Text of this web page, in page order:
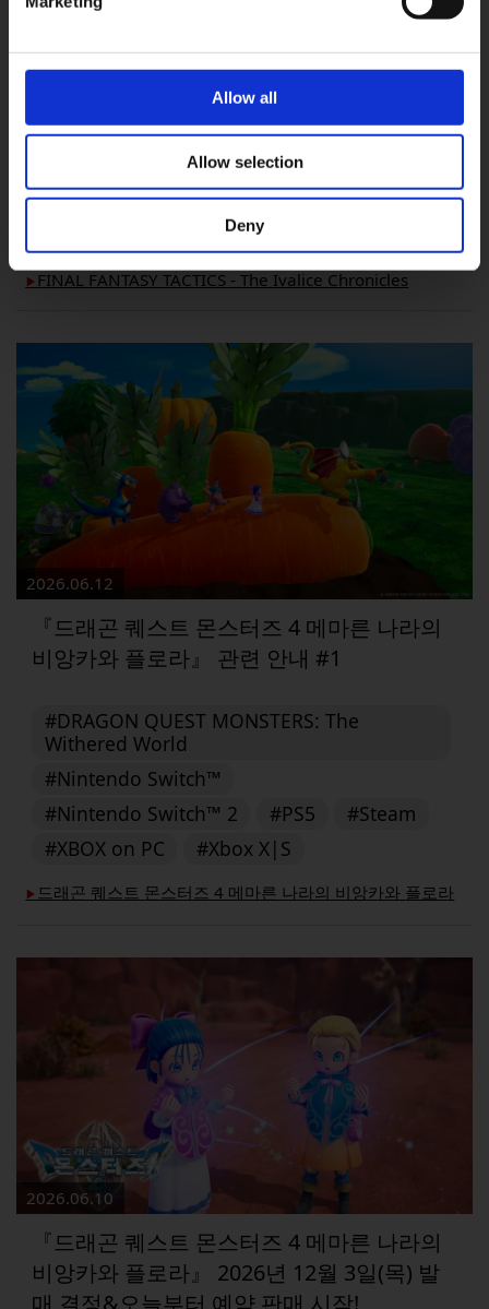
Allow all
Allow selection
Deny
『FINAL FANTASY TACTICS - The Ivalice
Chronicles』 무료 업데이트로 「New
#FINAL FANTASY TACTICS - The Ivalice
#Nintendo Switch
#Nintendo Switch2
#Steam
▶︎ FINAL FANTASY TACTICS - The Ivalice Chronicles
2026.06.12
『드래곤 퀘스트 몬스터즈 4 메마른 나라의
비앙카와 플로라』 관련 안내 #1
#DRAGON QUEST MONSTERS: The
Withered World
#Nintendo Switch™
#Nintendo Switch™ 2
#PS5
#Steam
#XBOX on PC
#Xbox X|S
▶︎ 드래곤 퀘스트 몬스터즈 4 메마른 나라의 비앙카와 플로라
2026.06.10
『드래곤 퀘스트 몬스터즈 4 메마른 나라의
비앙카와 플로라』 2026년 12월 3일(목) 발
매 결정&오늘부터 예약 판매 시작!